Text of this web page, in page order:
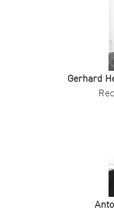
Gerhard